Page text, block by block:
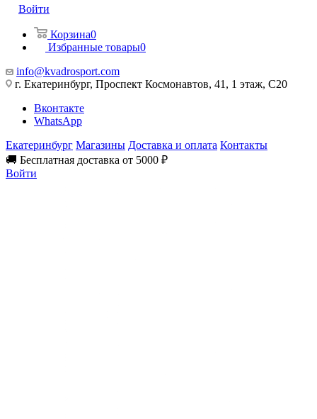
Войти
Корзина0
Избранные товары0
info@kvadrosport.com
г. Екатеринбург, Проспект Космонавтов, 41, 1 этаж, С20
Вконтакте
WhatsApp
Екатеринбург Магазины Доставка и оплата Контакты
🚚 Бесплатная доставка от 5000 ₽
Войти